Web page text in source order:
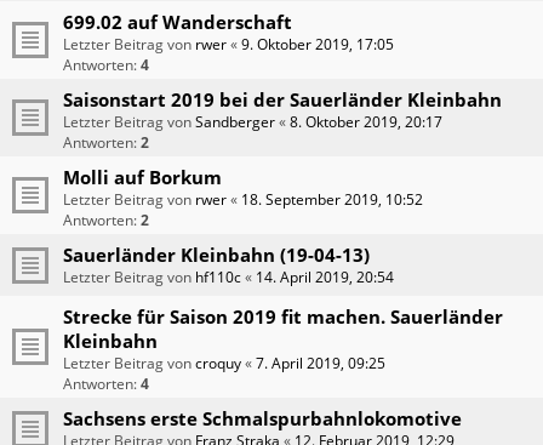
699.02 auf Wanderschaft
Letzter Beitrag von rwer«9. Oktober 2019, 17:05
Antworten:4
Saisonstart 2019 bei der Sauerländer Kleinbahn
Letzter Beitrag vonSandberger«8. Oktober 2019, 20:17
Antworten:2
Molli auf Borkum
Letzter Beitrag von rwer« 18. September 2019, 10:52
Antworten:2
Sauerländer Kleinbahn (19-04-13)
Letzter Beitrag von hf110c« 14. April 2019, 20:54
Strecke für Saison 2019 fit machen. Sauerländer
Kleinbahn
Letzter Beitrag voncroquy«7. April 2019, 09:25
Antworten:4
Sachsens erste Schmalspurbahnlokomotive